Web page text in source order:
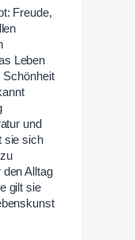
Freude,
Leben
Schönheit
und
sie sich
den Alltag
gilt sie